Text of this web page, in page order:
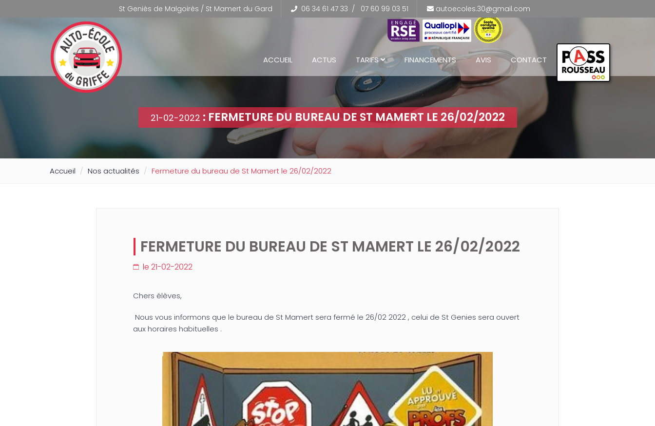
St Geniès de Malgoirès / St Mamert du Gard 06 34 61 47 33 / 07 60 99 03 51 autoecoles.30@gmail.com
ACCUEIL ACTUS TARIFS FINANCEMENTS AVIS CONTACT
21-02-2022 : FERMETURE DU BUREAU DE ST MAMERT LE 26/02/2022
Accueil Nos actualités Fermeture du bureau de St Mamert le 26/02/2022
FERMETURE DU BUREAU DE ST MAMERT LE 26/02/2022
le 21-02-2022
Chers élèves,
Nous vous informons que le bureau de St Mamert sera fermé le 26/02 2022 , celui de St Genies sera ouvert
aux horaires habituelles .